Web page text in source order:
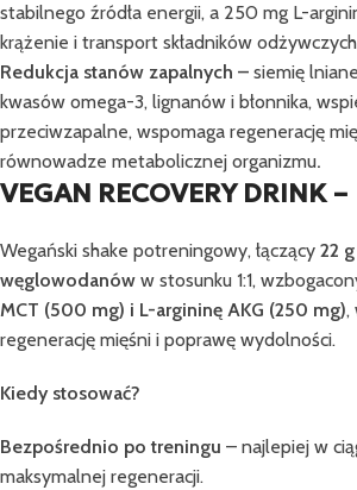
stabilnego źródła energii, a 250 mg L-
krążenie i transport składników
Redukcja stanów zapalnych – siemię
kwasów omega-3, lignanów i błonnika,
przeciwzapalne, wspomaga regenerację
równowadze metabolicznej organizmu.
VEGAN RECOVERY DRINK –
Wegański shake potreningowy, łączący 22
węglowodanów w stosunku 1:1,
MCT (500 mg) i L-argininę AKG (250 mg),
regenerację mięśni i poprawę wydolności.
Kiedy stosować?
Bezpośrednio po treningu – najlepiej w
maksymalnej regeneracji.